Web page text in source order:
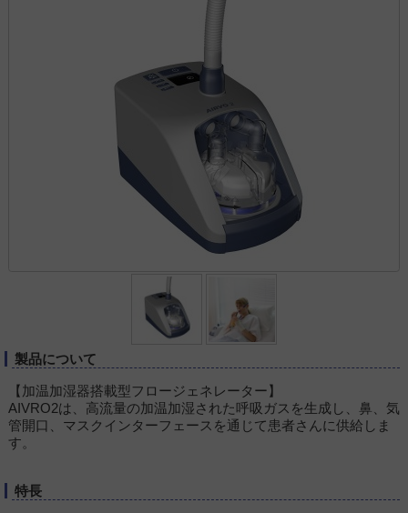
製品について
【加温加湿器搭載型フロージェネレーター】
AIVRO2は、高流量の加温加湿された呼吸ガスを生成し、鼻、気
管開口、マスクインターフェースを通じて患者さんに供給しま
す。
特長